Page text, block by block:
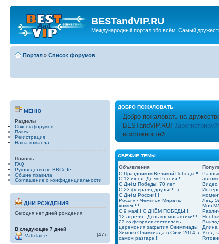
BESTandVIP.RU
Международный портал обо всём! Самый
Портал » Список форумов
МЕНЮ
Разделы
Список форумов
Поиск
Регистрация
Наша команда
Помощь
FAQ
Руководство по BBCode
Общие правила
Соглашение о конфиденциальности
ДНИ РОЖДЕНИЯ
Сегодня нет дней рождения.
В следующие 7 дней
Vattclaicle
(47)
ДОБРО ПОЖАЛОВАТЬ
Добро пожаловать на
BESTandVIP.RU!
возможностей.
СВЕЖИЕ ТЕМЫ
Объявления
С Праздником Великой Победы!!!
С 12 июня, Днём России!!!
С Днём Победы! 70 лет
С 23 февраля, друзья!!! :)
С Днём России!!!
Россия - Чемпион Мира по
хоккею!!!
С 9 мая!!! С ДНЁМ ПОБЕДЫ!!!
12 апреля - День космонавтики!!!
23-го февраля состоялась
церемония закрытия Олимпиады!
Зимняя Олимпиада в Сочи 2014 в
самом разгаре!!!
Видео
Лед.
Моя
Длина
Уход